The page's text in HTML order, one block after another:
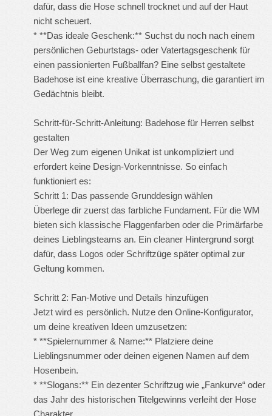
dafür, dass die Hose schnell trocknet und auf der Haut
nicht scheuert.
* **Das ideale Geschenk:** Suchst du noch nach einem
persönlichen Geburtstags- oder Vatertagsgeschenk für
einen passionierten Fußballfan? Eine selbst gestaltete
Badehose ist eine kreative Überraschung, die garantiert im
Gedächtnis bleibt.
Schritt-für-Schritt-Anleitung: Badehose für Herren selbst
gestalten
Der Weg zum eigenen Unikat ist unkompliziert und
erfordert keine Design-Vorkenntnisse. So einfach
funktioniert es:
Schritt 1: Das passende Grunddesign wählen
Überlege dir zuerst das farbliche Fundament. Für die WM
bieten sich klassische Flaggenfarben oder die Primärfarbe
deines Lieblingsteams an. Ein cleaner Hintergrund sorgt
dafür, dass Logos oder Schriftzüge später optimal zur
Geltung kommen.
Schritt 2: Fan-Motive und Details hinzufügen
Jetzt wird es persönlich. Nutze den Online-Konfigurator,
um deine kreativen Ideen umzusetzen:
* **Spielernummer & Name:** Platziere deine
Lieblingsnummer oder deinen eigenen Namen auf dem
Hosenbein.
* **Slogans:** Ein dezenter Schriftzug wie „Fankurve“ oder
das Jahr des historischen Titelgewinns verleiht der Hose
Charakter.